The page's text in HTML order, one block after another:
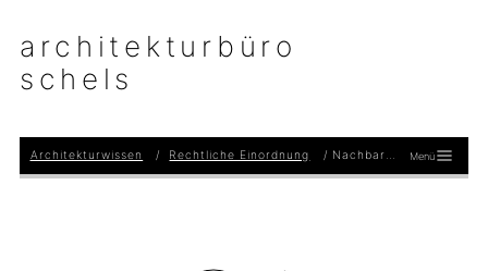
architekturbüro
schels
Architekturwissen Rechtliche Einordnung Nachbarschaftsrecht beim Bauen Menü